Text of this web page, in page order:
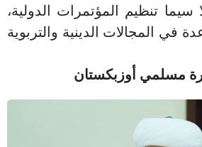
سيما تنظيم المؤتمرات الدولية،
في المجالات الدينية والتربوية
مسلمي أوزبكستان